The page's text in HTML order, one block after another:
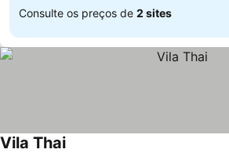
Consulte os preços de 2 sites
Vila Thai